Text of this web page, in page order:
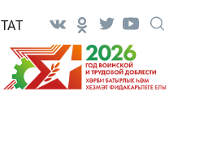
ТАТ